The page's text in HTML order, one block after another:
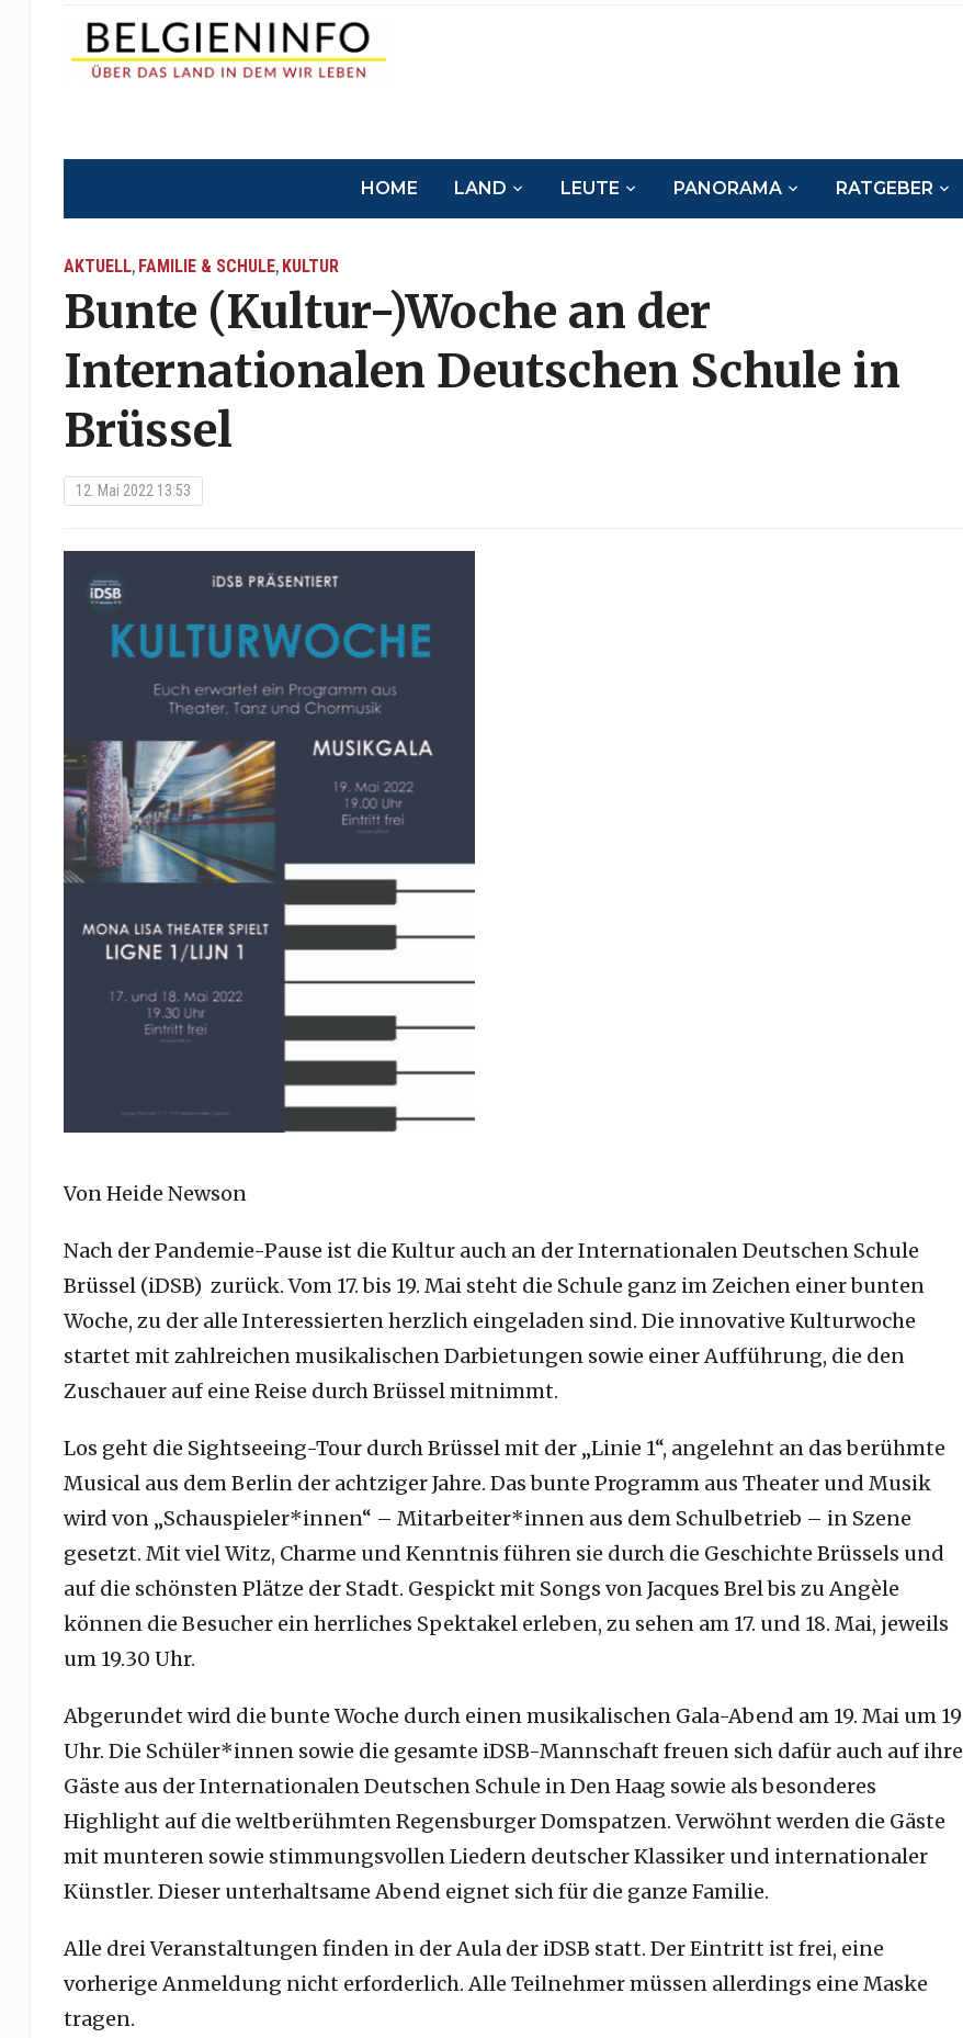
HOME LAND LEUTE PANORAMA RATGEBER
AKTUELL, FAMILIE & SCHULE, KULTUR
Bunte (Kultur-)Woche an der
Internationalen Deutschen Schule in
Brüssel
12. Mai 2022 13:53
Von Heide Newson
Nach der Pandemie-Pause ist die Kultur auch an der Internationalen Deutschen Schule
Brüssel (iDSB) zurück. Vom 17. bis 19. Mai steht die Schule ganz im Zeichen einer bunten
Woche, zu der alle Interessierten herzlich eingeladen sind. Die innovative Kulturwoche
startet mit zahlreichen musikalischen Darbietungen sowie einer Aufführung, die den
Zuschauer auf eine Reise durch Brüssel mitnimmt.
Los geht die Sightseeing-Tour durch Brüssel mit der „Linie 1“, angelehnt an das berühmte
Musical aus dem Berlin der achtziger Jahre. Das bunte Programm aus Theater und Musik
wird von „Schauspieler*innen“ – Mitarbeiter*innen aus dem Schulbetrieb – in Szene
gesetzt. Mit viel Witz, Charme und Kenntnis führen sie durch die Geschichte Brüssels und
auf die schönsten Plätze der Stadt. Gespickt mit Songs von Jacques Brel bis zu Angèle
können die Besucher ein herrliches Spektakel erleben, zu sehen am 17. und 18. Mai, jeweils
um 19.30 Uhr.
Abgerundet wird die bunte Woche durch einenmusikalischenGala-Abend am 19. Mai um 19
Uhr. Die Schüler*innen sowie die gesamte iDSB-Mannschaft freuen sich dafür auch auf ihre
Gäste aus der Internationalen Deutschen Schule in Den Haag sowie als besonderes
Highlight auf die weltberühmten Regensburger Domspatzen. Verwöhnt werden die Gäste
mit munteren sowie stimmungsvollen Liedern deutscher Klassiker und internationaler
Künstler. Dieser unterhaltsame Abend eignet sich für die ganze Familie.
Alle drei Veranstaltungen finden in der Aula der iDSB statt. Der Eintritt ist frei, eine
vorherige Anmeldung nicht erforderlich. Alle Teilnehmer müssen allerdings eine Maske
tragen.